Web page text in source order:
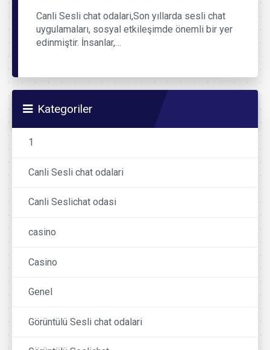
Canli Sesli chat odalari,Son yıllarda sesli chat
uygulamaları, sosyal etkileşimde önemli bir yer
edinmiştir. İnsanlar,…
Kategoriler
1
Canli Sesli chat odalari
Canli Seslichat odasi
casino
Casino
Genel
Görüntülü Sesli chat odalari